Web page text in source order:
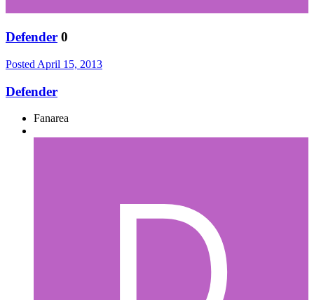
Defender 0
Posted April 15, 2013
Defender
Fanarea